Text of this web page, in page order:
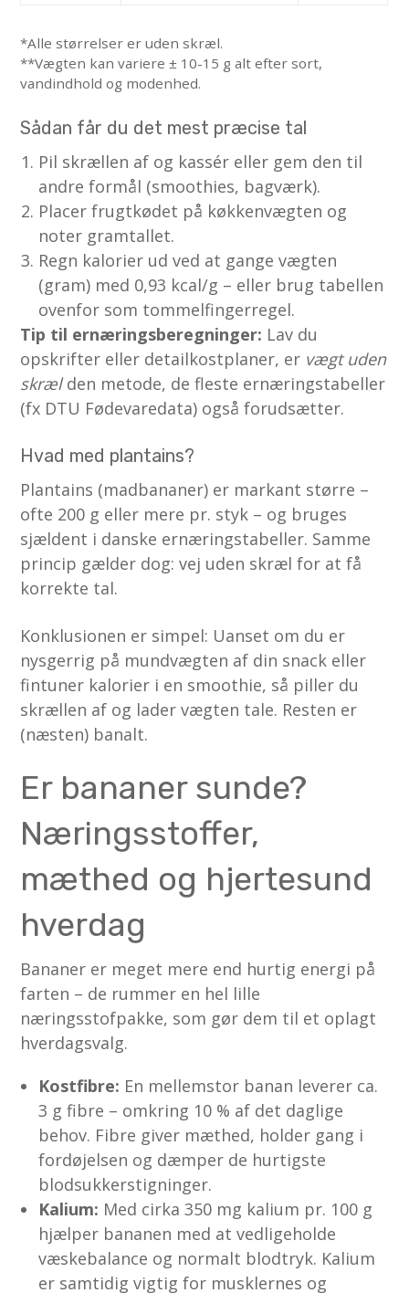
*Alle størrelser er uden skræl.
**Vægten kan variere ± 10-15 g alt efter sort,
vandindhold og modenhed.
Sådan får du det mest præcise tal
Pil skrællen af og kassér eller gem den til
andre formål (smoothies, bagværk).
Placer frugtkødet på køkkenvægten og
noter gram­tallet.
Regn kalorier ud ved at gange vægten
(gram) med 0,93 kcal/g – eller brug tabellen
ovenfor som tommelfinger­regel.
Tip til ernæringsberegninger: Lav du
opskrifter eller detail­kostplaner, er vægt uden
skrælden metode, de fleste ernæringstabeller
(fx DTU Fødevaredata) også forudsætter.
Hvad med plantains?
Plantains (madbananer) er markant større –
ofte 200 g eller mere pr. styk – og bruges
sjældent i danske ernæringstabeller. Samme
princip gælder dog: vej uden skræl for at få
korrekte tal.
Konklusionen er simpel: Uanset om du er
nysgerrig på mundvægten af din snack eller
fin­tuner kalorier i en smoothie, så piller du
skrællen af og lader vægten tale. Resten er
(næsten) banalt.
Er bananer sunde?
Næringsstoffer,
mæthed og hjertesund
hverdag
Bananer er meget mere end hurtig energi på
farten – de rummer en hel lille
næringsstofpakke, som gør dem til et oplagt
hverdagsvalg.
Kostfibre: En mellemstor banan leverer ca.
3 g fibre – omkring 10 % af det daglige
behov. Fibre giver mæthed, holder gang i
fordøjelsen og dæmper de hurtigste
blodsukkerstigninger.
Kalium: Med cirka 350 mg kalium pr. 100 g
hjælper bananen med at vedligeholde
væskebalance og normalt blodtryk. Kalium
er samtidig vigtig for musklernes og